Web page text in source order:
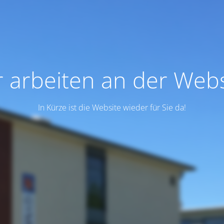
arbeiten an der
In Kürze ist die Website wieder für Sie da!